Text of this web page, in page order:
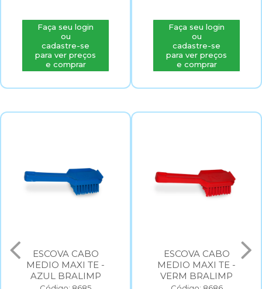
Faça seu login
ou
cadastre-se
para ver preços
e comprar
Faça seu login
ou
cadastre-se
para ver preços
e comprar
ESCOVA CABO
MEDIO MAXI TE -
AZUL BRALIMP
ESCOVA CABO
MEDIO MAXI TE -
VERM BRALIMP